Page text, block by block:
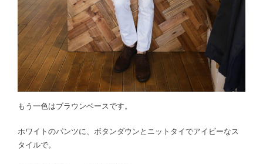
もう一色はブラウンベースです。
ホワイトのパンツに、ボタンダウンとニットタイでアイビーなス
タイルで。